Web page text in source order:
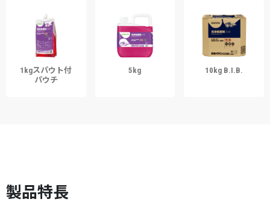
1kgスパウト付
パウチ
5kg 10kg B.I.B.
製品特長